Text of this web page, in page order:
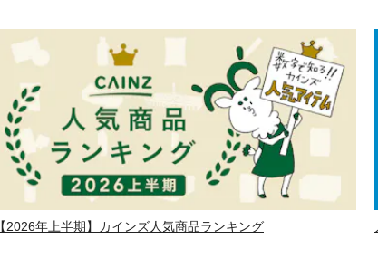
【2026年上半期】カインズ人気商品ランキング